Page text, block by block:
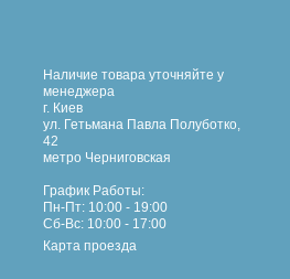
Наличие товара уточняйте у
менеджера
г. Киев
ул. Гетьмана Павла Полуботко,
42
метро Черниговская
График Работы:
Пн-Пт: 10:00 - 19:00
Сб-Вс: 10:00 - 17:00
Карта проезда